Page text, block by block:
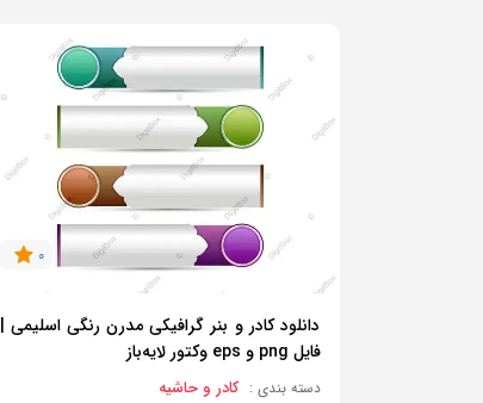
0
دانلود کادر و بنر گرافیکی مدرن رنگی اسلیمی |
فایل png و eps وکتور لایه‌باز
دسته بندی : کادر و حاشیه